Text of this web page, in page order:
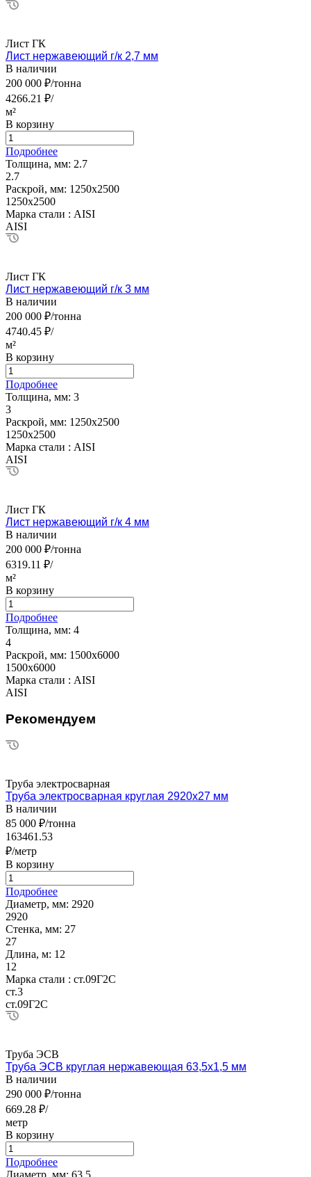
Лист ГК
Лист нержавеющий г/к 2,7 мм
В наличии
200 000 ₽/тонна
4266.21 ₽/
м²
В корзину
Подробнее
Толщина, мм: 2.7
2.7
Раскрой, мм: 1250х2500
1250х2500
Марка стали : AISI
AISI
Лист ГК
Лист нержавеющий г/к 3 мм
В наличии
200 000 ₽/тонна
4740.45 ₽/
м²
В корзину
Подробнее
Толщина, мм: 3
3
Раскрой, мм: 1250х2500
1250х2500
Марка стали : AISI
AISI
Лист ГК
Лист нержавеющий г/к 4 мм
В наличии
200 000 ₽/тонна
6319.11 ₽/
м²
В корзину
Подробнее
Толщина, мм: 4
4
Раскрой, мм: 1500х6000
1500х6000
Марка стали : AISI
AISI
Рекомендуем
Труба электросварная
Труба электросварная круглая 2920х27 мм
В наличии
85 000 ₽/тонна
163461.53
₽/метр
В корзину
Подробнее
Диаметр, мм: 2920
2920
Стенка, мм: 27
27
Длина, м: 12
12
Марка стали : ст.09Г2С
ст.3
ст.09Г2С
Труба ЭСВ
Труба ЭСВ круглая нержавеющая 63,5х1,5 мм
В наличии
290 000 ₽/тонна
669.28 ₽/
метр
В корзину
Подробнее
Диаметр, мм: 63.5